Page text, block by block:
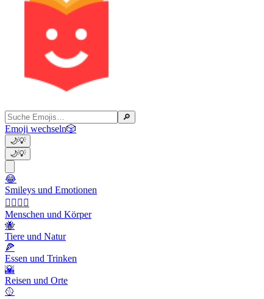
🔎
Emoji wechseln🎲
🌙💡
🌙💡
😂
Smileys und Emotionen
👩‍❤️‍💋‍👨
Menschen und Körper
🐝
Tiere und Natur
🍕
Essen und Trinken
🌇
Reisen und Orte
🥎